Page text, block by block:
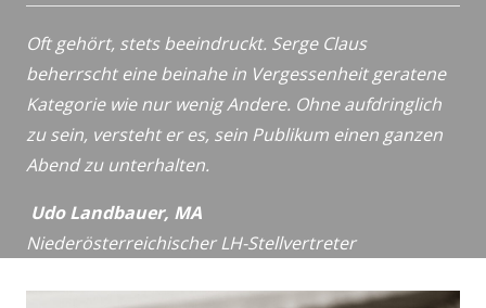
Oft gehört, stets beeindruckt. Serge Claus
beherrscht eine beinahe in Vergessenheit geratene
Kategorie wie nur wenig Andere. Ohne aufdringlich
zu sein, versteht er es, sein Publikum einen ganzen
Abend zu unterhalten.
Udo Landbauer, MA
Niederösterreichischer LH-Stellvertreter